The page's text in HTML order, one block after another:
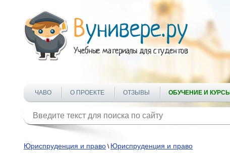
ЧАВО О ПРОЕКТЕ ОТЗЫВЫ ОБУЧЕНИЕ И КУРСЫ
Юриспруденция и право \ Юриспруденция и право